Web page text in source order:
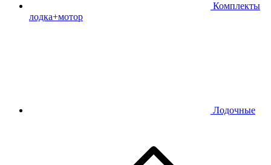
Комплекты
лодка+мотор
Лодочные